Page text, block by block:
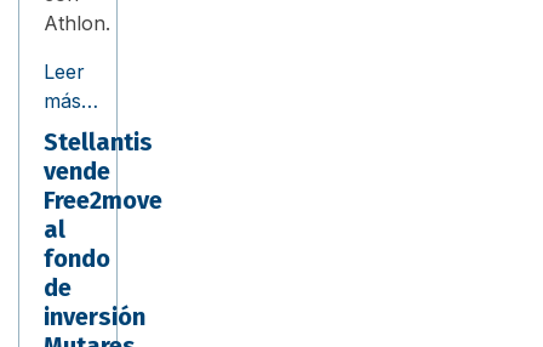
Athlon.
Leer
más…
Stellantis
vende
Free2move
al
fondo
de
inversión